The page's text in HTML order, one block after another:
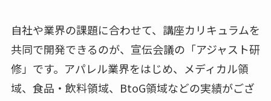
自社や業界の課題に合わせて、講座カリキュラムを
共同で開発できるのが、宣伝会議の「アジャスト研
修」です。アパレル業界をはじめ、メディカル領
域、食品・飲料領域、BtoG領域などの実績がござ